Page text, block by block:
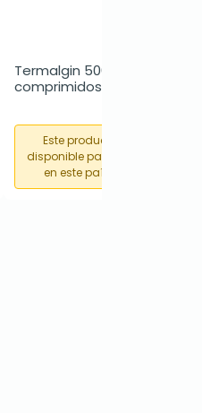
Termalgin 500mg 24
comprimidos
Este producto no está
disponible para su compra
en este país o región.